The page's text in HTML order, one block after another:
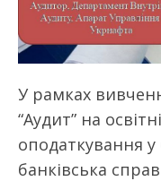
У рамках
“Аудит” на
оподаткування у
банківська